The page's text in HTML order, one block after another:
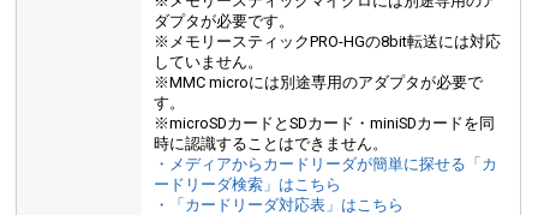
ダプタが必要です。
※メモリースティックPRO-HGの8bit転送には対応
していません。
※MMC microには別途専用のアダプタが必要で
す。
※microSDカードとSDカード・miniSDカードを同
時に認識することはできません。
・メディアからカードリーダが簡単に探せる「カ
ードリーダ検索」はこちら
・「カードリーダ対応表」はこちら